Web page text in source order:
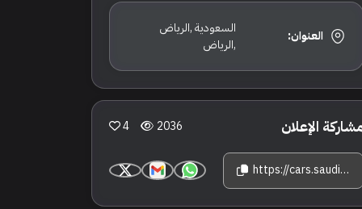
العنوان:
السعودية ,الرياض
,الرياض
الإعلان 2036
4
https://cars.saudisale.com/listings/frP6f3/2026-%D8%A8%D9%8A-%D8%A7%D9%85-%D8%AF%D8%A8%D9%84%D9%8A%D9%88-%D8%A7%D9%84%D9%81%D8%A6%D8%A9-%D8%A7%D9%84%D8%B3%D8%A7%D8%A8%D8%B9%D8%A9-735%D8%A3%D9%8A